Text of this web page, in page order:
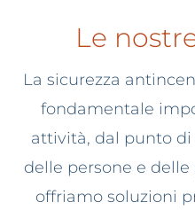
Le
La sicurezza
fondamentale
attività, dal punto
delle persone e
offriamo soluzioni